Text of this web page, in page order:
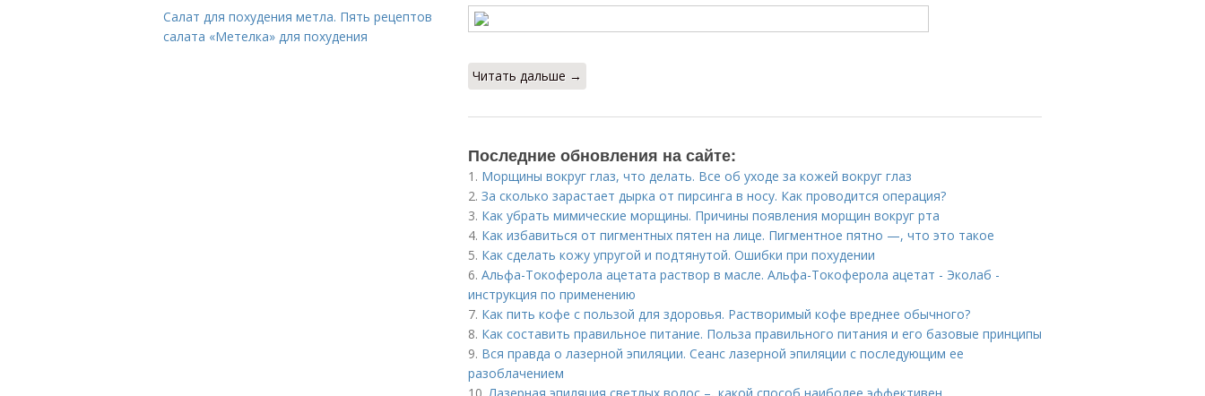
Читать дальше →
Последние обновления на сайте:
1. Морщины вокруг глаз, что делать. Все об уходе за кожей вокруг глаз
2. За сколько зарастает дырка от пирсинга в носу. Как проводится операция?
3. Как убрать мимические морщины. Причины появления морщин вокруг рта
4. Как избавиться от пигментных пятен на лице. Пигментное пятно —, что это такое
5. Как сделать кожу упругой и подтянутой. Ошибки при похудении
6. Альфа-Токоферола ацетата раствор в масле. Альфа-Токоферола ацетат - Эколаб -
инструкция по применению
7. Как пить кофе с пользой для здоровья. Растворимый кофе вреднее обычного?
8. Как составить правильное питание. Польза правильного питания и его базовые принципы
9. Вся правда о лазерной эпиляции. Сеанс лазерной эпиляции с последующим ее
разоблачением
Салат для похудения метла. Пять рецептов
салата «Метелка» для похудения